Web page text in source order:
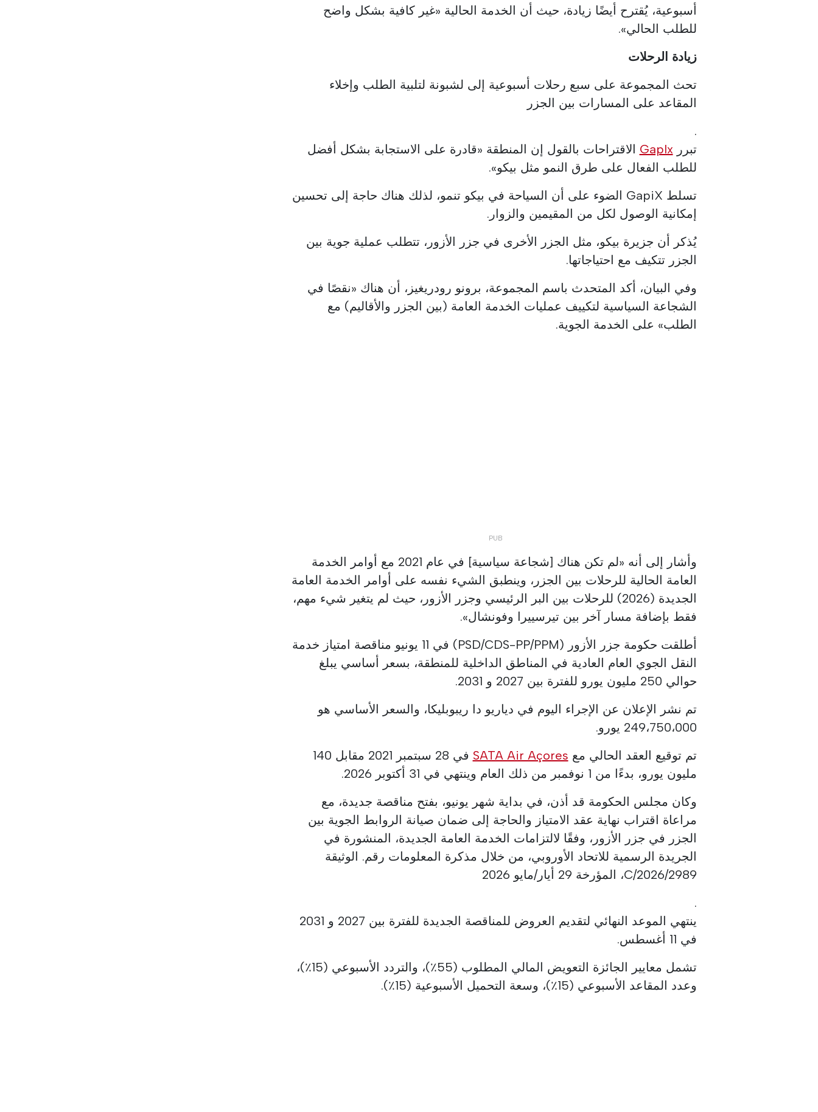
أسبوعية، يُقترح أيضًا زيادة، حيث أن الخدمة الحالية «غير كافية بشكل واضح
للطلب الحالي».
زيادة الرحلات
تحث المجموعة على سبع رحلات أسبوعية إلى لشبونة لتلبية الطلب وإخلاء
المقاعد على المسارات بين الجزر
.
تبرر GapIx الاقتراحات بالقول إن المنطقة «قادرة على الاستجابة بشكل أفضل
للطلب الفعال على طرق النمو مثل بيكو».
تسلط GapiX الضوء على أن السياحة في بيكو تنمو، لذلك هناك حاجة إلى تحسين
إمكانية الوصول لكل من المقيمين والزوار.
يُذكر أن جزيرة بيكو، مثل الجزر الأخرى في جزر الأزور، تتطلب عملية جوية بين
الجزر تتكيف مع احتياجاتها.
وفي البيان، أكد المتحدث باسم المجموعة، برونو رودريغيز، أن هناك «نقصًا في
الشجاعة السياسية لتكييف عمليات الخدمة العامة (بين الجزر والأقاليم) مع
الطلب» على الخدمة الجوية.
وأشار إلى أنه «لم تكن هناك [شجاعة سياسية] في عام 2021 مع أوامر الخدمة
العامة الحالية للرحلات بين الجزر، وينطبق الشيء نفسه على أوامر الخدمة العامة
الجديدة (2026) للرحلات بين البر الرئيسي وجزر الأزور، حيث لم يتغير شيء مهم،
فقط بإضافة مسار آخر بين تيرسييرا وفونشال».
أطلقت حكومة جزر الأزور (PSD/CDS-PP/PPM) في 11 يونيو مناقصة امتياز خدمة
النقل الجوي العام العادية في المناطق الداخلية للمنطقة، بسعر أساسي يبلغ
حوالي 250 مليون يورو للفترة بين 2027 و 2031.
تم نشر الإعلان عن الإجراء اليوم في دياريو دا ريبوبليكا، والسعر الأساسي هو
249،750،000 يورو.
تم توقيع العقد الحالي مع SATA Air Açores
في 28 سبتمبر 2021 مقابل 140
مليون يورو، بدءًا من 1 نوفمبر من ذلك العام وينتهي في 31 أكتوبر 2026.
وكان مجلس الحكومة قد أذن، في بداية شهر يونيو، بفتح مناقصة جديدة، مع
مراعاة اقتراب نهاية عقد الامتياز والحاجة إلى ضمان صيانة الروابط الجوية بين
الجزر في جزر الأزور، وفقًا لالتزامات الخدمة العامة الجديدة، المنشورة في
الجريدة الرسمية للاتحاد الأوروبي، من خلال مذكرة المعلومات رقم. الوثيقة
C/2026/2989، المؤرخة 29 أيار/مايو 2026
.
ينتهي الموعد النهائي لتقديم العروض للمناقصة الجديدة للفترة بين 2027 و 2031
في 11 أغسطس.
تشمل معايير الجائزة التعويض المالي المطلوب (55٪)، والتردد الأسبوعي (15٪)،
وعدد المقاعد الأسبوعي (15٪)، وسعة التحميل الأسبوعية (15٪).